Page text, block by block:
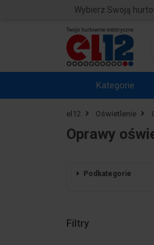
Wybierz Swoją
Kategorie
el12 Oświetlenie
Oprawy
Podkategorie
Filtry